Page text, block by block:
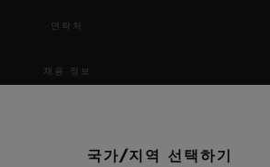
연락처
채용 정보
개인정보 보호국가/지역 선택하기